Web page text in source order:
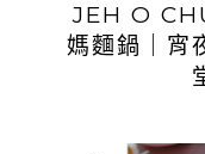
JEH O
媽麵鍋｜宵